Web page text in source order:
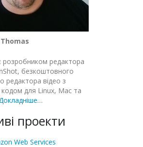
розробником редактора
безкоштовного
редактора відео з
кодом для Linux, Mac та
проекти
Web Services